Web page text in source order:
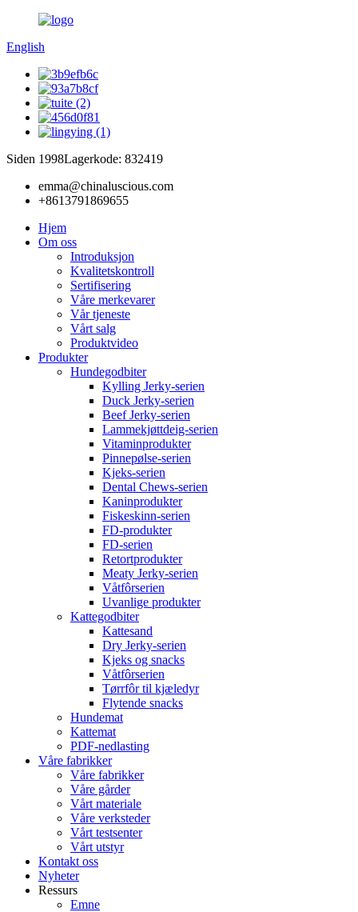
English
Siden 1998Lagerkode: 832419
emma@chinaluscious.com
+8613791869655
Hjem
Om oss
Introduksjon
Kvalitetskontroll
Sertifisering
Våre merkevarer
Vår tjeneste
Vårt salg
Produktvideo
Produkter
Hundegodbiter
Kylling Jerky-serien
Duck Jerky-serien
Beef Jerky-serien
Lammekjøttdeig-serien
Vitaminprodukter
Pinnepølse-serien
Kjeks-serien
Dental Chews-serien
Kaninprodukter
Fiskeskinn-serien
FD-produkter
FD-serien
Retortprodukter
Meaty Jerky-serien
Våtfôrserien
Uvanlige produkter
Kattegodbiter
Kattesand
Dry Jerky-serien
Kjeks og snacks
Våtfôrserien
Tørrfôr til kjæledyr
Flytende snacks
Hundemat
Kattemat
PDF-nedlasting
Våre fabrikker
Våre fabrikker
Våre gårder
Vårt materiale
Våre verksteder
Vårt testsenter
Vårt utstyr
Kontakt oss
Nyheter
Ressurs
Emne